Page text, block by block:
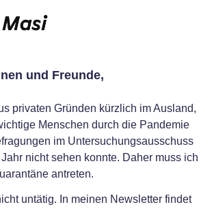
und Freunde,
privaten Gründen kürzlich im Ausland,
Menschen durch die Pandemie
im Untersuchungsausschuss
nicht sehen konnte. Daher muss ich
antreten.
untätig. In meinen Newsletter findet